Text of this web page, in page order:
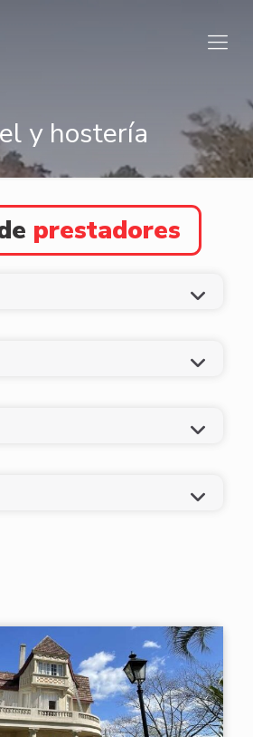
y hostería
prestadores